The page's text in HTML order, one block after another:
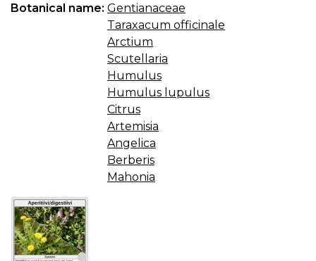
Botanical name: Gentianaceae
Taraxacum officinale
Arctium
Scutellaria
Humulus
Humulus lupulus
Citrus
Artemisia
Angelica
Berberis
Mahonia